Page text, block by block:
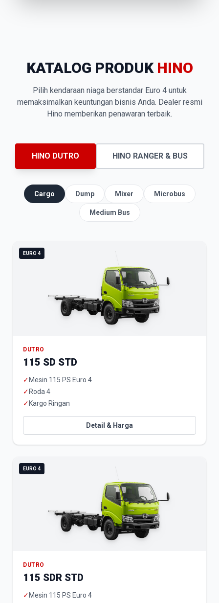
KATALOG PRODUK HINO
Pilih kendaraan niaga berstandar Euro 4 untuk
memaksimalkan keuntungan bisnis Anda. Dealer resmi
Hino memberikan penawaran terbaik.
HINO DUTRO HINO RANGER & BUS
Cargo Dump Mixer Microbus
Medium Bus
EURO 4
DUTRO
115 SD STD
✓ Mesin 115 PS Euro 4
✓ Roda 4
✓ Kargo Ringan
Detail & Harga
EURO 4
DUTRO
115 SDR STD
✓ Mesin 115 PS Euro 4